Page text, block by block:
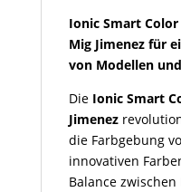
Ionic Smart
Mig Jimenez für
von Modellen
Die Ionic Smart
Jimenez
die Farbgebung
innovativen
Balance